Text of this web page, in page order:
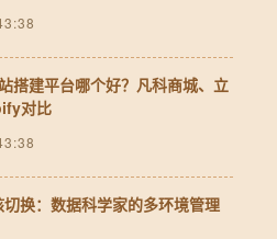
搭建平台哪个好？凡科商城、立
对比
换：数据科学家的多环境管理